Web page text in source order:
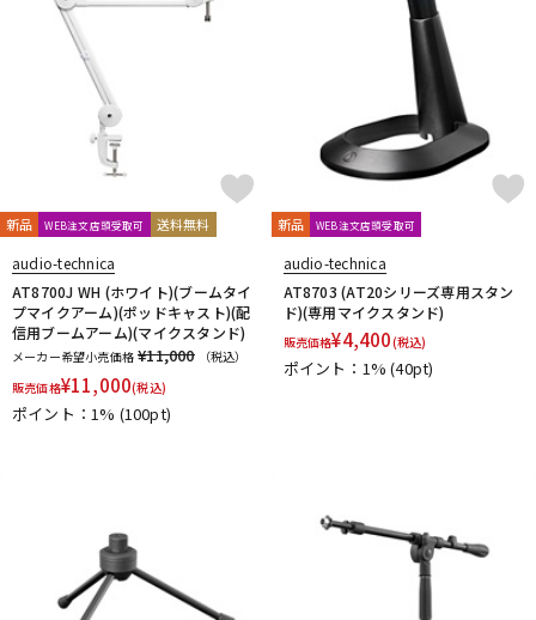
新品 WEB注文店頭受取可 送料無料
audio-technica
AT8700J WH (ホワイト)(ブームタイ
プマイクアーム)(ポッドキャスト)(配
信用ブームアーム)(マイクスタンド)
メーカー希望小売価格 ¥11,000
（税込）
販売価格¥11,000(税込)
ポイント：1% (100pt)
新品 WEB注文店頭受取可
audio-technica
AT8703 (AT20シリーズ専用スタン
ド)(専用マイクスタンド)
販売価格¥4,400(税込)
ポイント：1%(40pt)